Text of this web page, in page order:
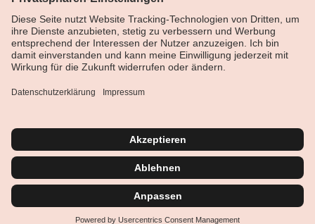
Über Alessandro
Shop
Deutsch